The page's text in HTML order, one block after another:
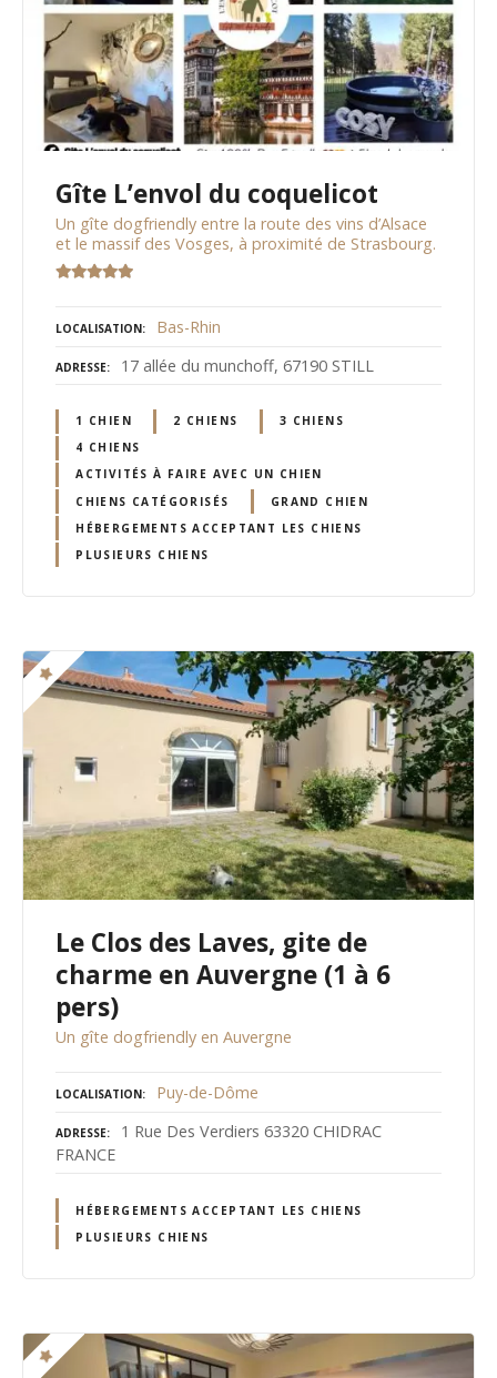
Gîte L’envol du coquelicot
Un gîte dogfriendly entre la route des vins d’Alsace
et le massif des Vosges, à proximité de Strasbourg.
LOCALISATION Bas-Rhin
ADRESSE 17 allée du munchoff, 67190 STILL
1 CHIEN 2 CHIENS
3 CHIENS
4 CHIENS
ACTIVITÉS À FAIRE AVEC UN CHIEN
CHIENS CATÉGORISÉS
GRAND CHIEN
HÉBERGEMENTS ACCEPTANT LES CHIENS
PLUSIEURS CHIENS
Le Clos des Laves, gite de
charme en Auvergne (1 à 6
pers)
Un gîte dogfriendly en Auvergne
LOCALISATION Puy-de-Dôme
ADRESSE
1 Rue Des Verdiers 63320 CHIDRAC
FRANCE
HÉBERGEMENTS ACCEPTANT LES CHIENS
PLUSIEURS CHIENS